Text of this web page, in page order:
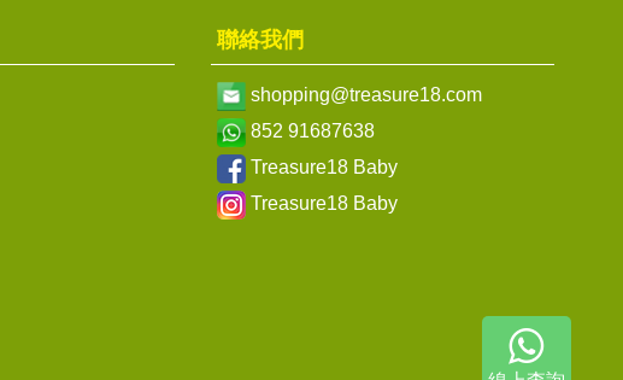
聯絡我們
shopping@treasure18.com
852 91687638
Treasure18 Baby
Treasure18 Baby